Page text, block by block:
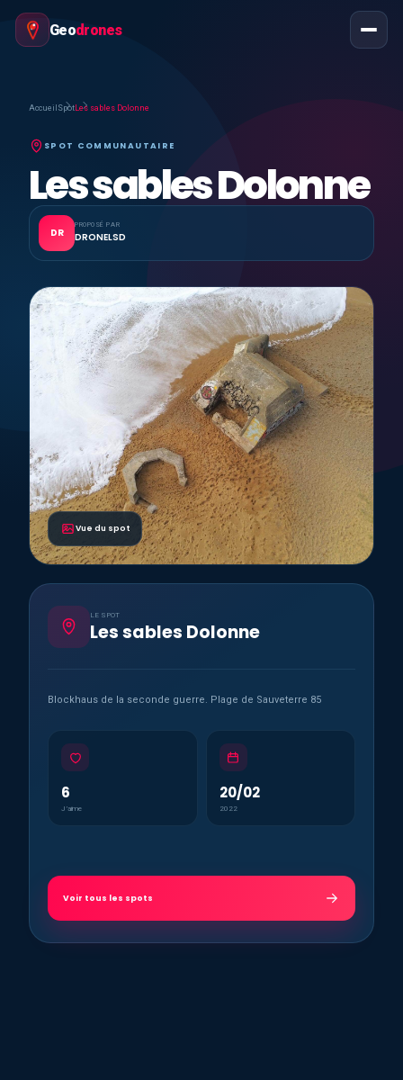
Geodrones
Accueil SpotLes sables Dolonne
SPOT COMMUNAUTAIRE
Les sables Dolonne
DR
PROPOSÉ PAR
DRONELSD
Vue du spot
LE SPOT
Les sables Dolonne
Blockhaus de la seconde guerre. Plage de Sauveterre 85
6
J’aime
20/02
2022
Voir tous les spots